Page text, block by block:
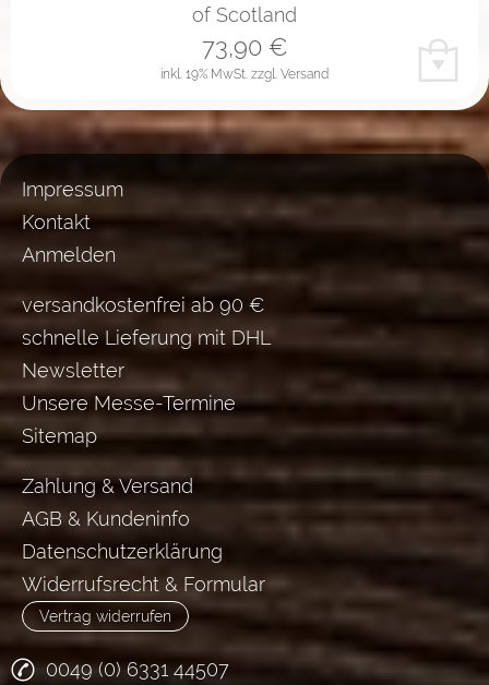
of Scotland
inkl. 19% MwSt. zzgl. Versand
73,90€
Impressum
Kontakt
Anmelden
versandkostenfrei ab 90 €
schnelle Lieferung mit DHL
Newsletter
Unsere Messe-Termine
Sitemap
Zahlung & Versand
AGB & Kundeninfo
Datenschutzerklärung
Widerrufsrecht & Formular
Vertrag widerrufen
0049 (0) 6331 44507